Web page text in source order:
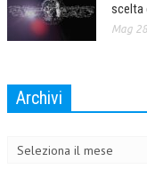
FISCALITÀ
CRIMINOLOGIA
TRANSFER PRICING
scelta
Mag
Archivi